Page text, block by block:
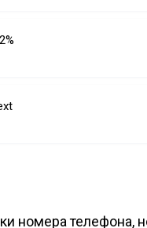
номера телефона,